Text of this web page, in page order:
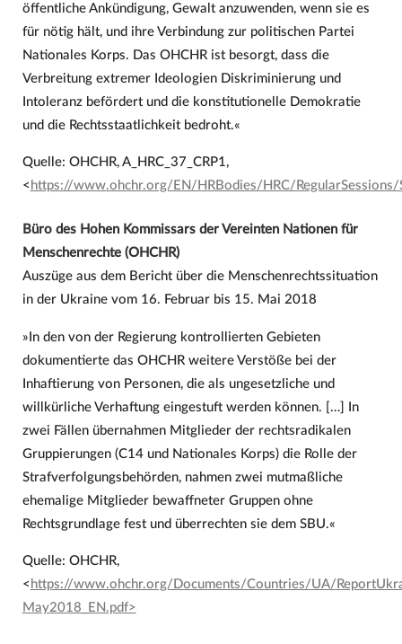
öffentliche Ankündigung, Gewalt anzuwenden, wenn sie es
für nötig hält, und ihre Verbindung zur politischen Partei
Nationales Korps. Das OHCHR ist besorgt, dass die
Verbreitung extremer Ideologien Diskriminierung und
Intoleranz befördert und die konstitutionelle Demokratie
und die Rechtsstaatlichkeit bedroht.«
Quelle: OHCHR, A_HRC_37_CRP1,
< https://www.ohchr.org/EN/HRBodies/HRC/RegularSessions/
Büro des Hohen Kommissars der Vereinten Nationen für
Menschenrechte (OHCHR)
Auszüge aus dem Bericht über die Menschenrechtssituation
in der Ukraine vom 16. Februar bis 15. Mai 2018
»In den von der Regierung kontrollierten Gebieten
dokumentierte das OHCHR weitere Verstöße bei der
Inhaftierung von Personen, die als ungesetzliche und
willkürliche Verhaftung eingestuft werden können. […] In
zwei Fällen übernahmen Mitglieder der rechtsradikalen
Gruppierungen (C14 und Nationales Korps) die Rolle der
Strafverfolgungsbehörden, nahmen zwei mutmaßliche
ehemalige Mitglieder bewaffneter Gruppen ohne
Rechtsgrundlage fest und überrechten sie dem SBU.«
Quelle: OHCHR,
< https://www.ohchr.org/Documents/Countries/UA/
May2018_EN.pdf>